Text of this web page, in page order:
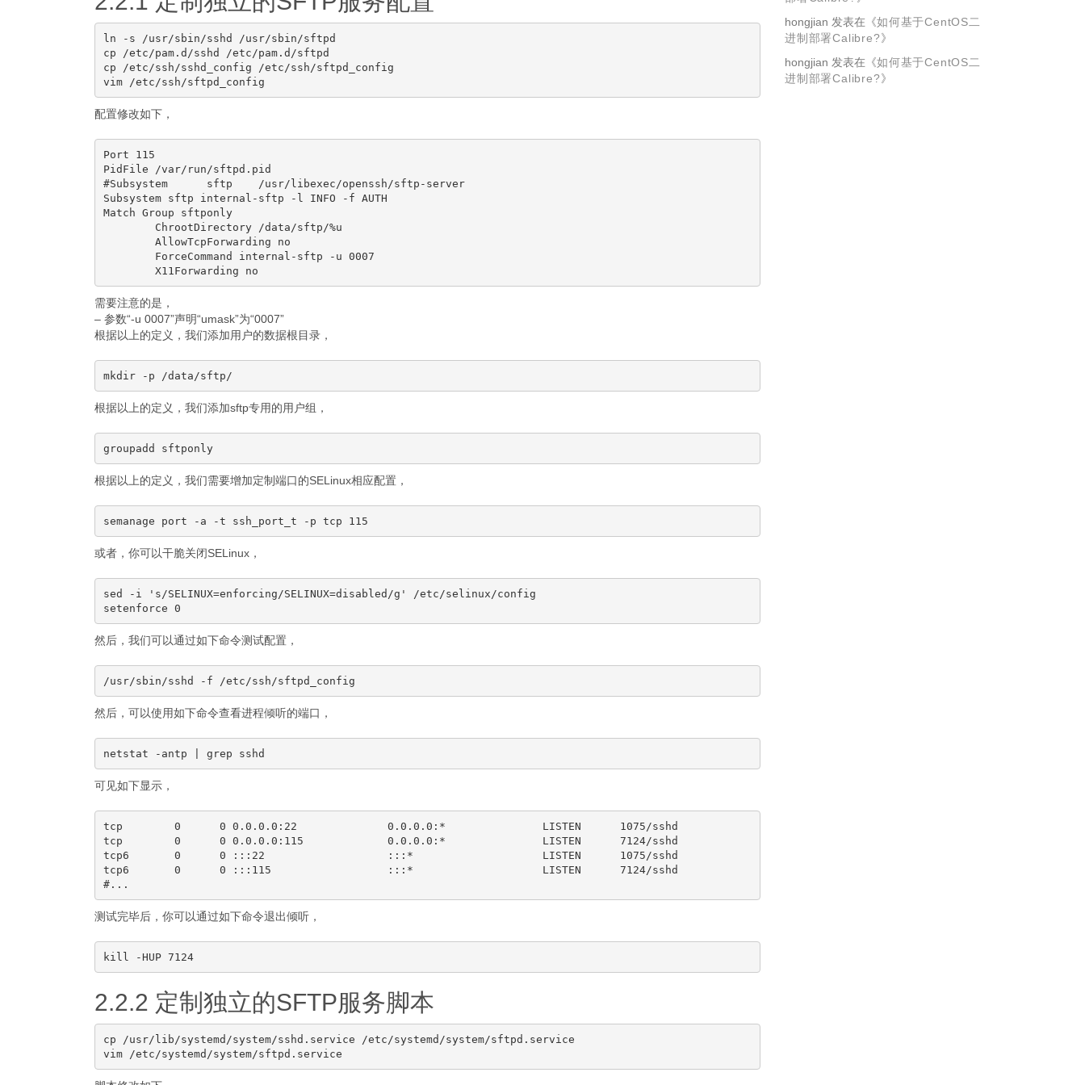
ln -s /usr/sbin/sshd /usr/sbin/sftpd
cp /etc/pam.d/sshd /etc/pam.d/sftpd
cp /etc/ssh/sshd_config /etc/ssh/sftpd_config
配置修改如下，
Port 115
PidFile /var/run/sftpd.pid
#Subsystem      sftp    /usr/libexec/openssh/sftp-server
Subsystem sftp internal-sftp -l INFO -f AUTH
Match Group sftponly
        ChrootDirectory /data/sftp/%u
        AllowTcpForwarding no
        ForceCommand internal-sftp -u 0007
需要注意的是，
– 参数“-u 0007”声明“umask”为“0007”
根据以上的定义，我们添加用户的数据根目录，
根据以上的定义，我们添加sftp专用的用户组，
groupadd sftponly
根据以上的定义，我们需要增加定制端口的SELinux相应配置，
或者，你可以干脆关闭SELinux，
sed -i 's/SELINUX=enforcing/SELINUX=disabled/g' /etc/selinux/config
然后，我们可以通过如下命令测试配置，
然后，可以使用如下命令查看进程倾听的端口，
可见如下显示，
tcp        0      0 0.0.0.0:22              0.0.0.0:*               LISTEN      1075/sshd
tcp        0      0 0.0.0.0:115             0.0.0.0:*               LISTEN      7124/sshd
tcp6       0      0 :::22                   :::*                    LISTEN      1075/sshd
tcp6       0      0 :::115                  :::*                    LISTEN      7124/sshd
测试完毕后，你可以通过如下命令退出倾听，
kill -HUP 7124
2.2.2 定制独立的SFTP服务脚本
cp /usr/lib/systemd/system/sshd.service /etc/systemd/system/sftpd.service
hongjian 发表在《如何基于CentOS二
进制部署Calibre?》
hongjian 发表在《如何基于CentOS二
进制部署Calibre?》